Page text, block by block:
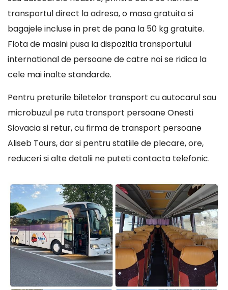
transportul direct la adresa, o masa gratuita si
bagajele incluse in pret de pana la 50 kg gratuite.
Flota de masini pusa la dispozitia transportului
international de persoane de catre noi se ridica la
cele mai inalte standarde.
Pentru preturile biletelor transport cu autocarul sau
microbuzul pe ruta transport persoane Onesti
Slovacia si retur, cu firma de transport persoane
Aliseb Tours, dar si pentru statiile de plecare, ore,
reduceri si alte detalii ne puteti contacta telefonic.